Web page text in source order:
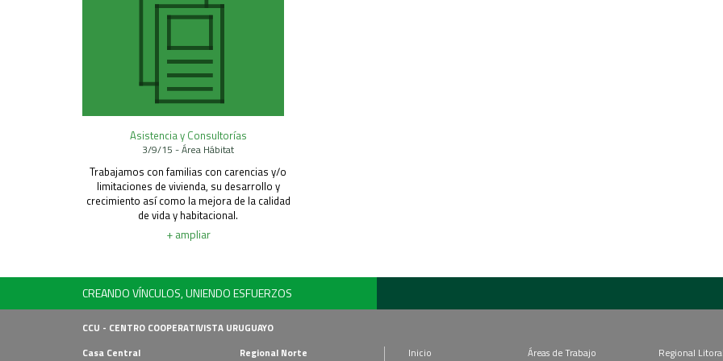
Asistencia y Consultorías
3/9/15 - Área Hábitat
Trabajamos con familias con carencias y/o
limitaciones de vivienda, su desarrollo y
crecimiento así como la mejora de la calidad
de vida y habitacional.
+ ampliar
CREANDO VÍNCULOS, UNIENDO ESFUERZOS
CCU - CENTRO COOPERATIVISTA URUGUAYO
Casa Central
Regional Norte Inicio Áreas de Trabajo Regional Litoral